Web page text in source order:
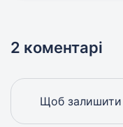
2 коментарі
Щоб залишити